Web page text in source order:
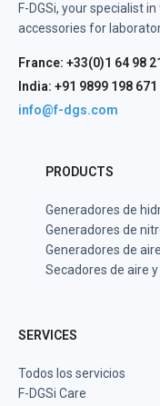
F-DGSi, your specialist
accessories for
France: +33(0)1 64 98
India: +91 9899 198 671
info@f-dgs.com
PRODUCTS
Generadores de
Generadores de
Generadores de aire
Secadores de aire
SERVICES
Todos los servicios
F-DGSi Care